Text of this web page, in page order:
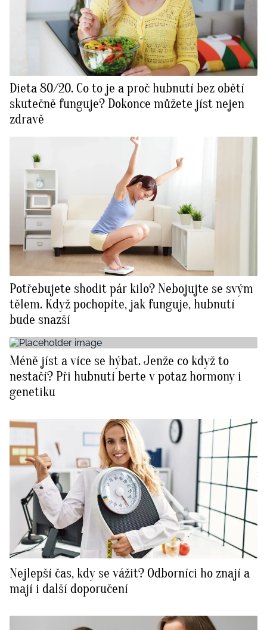
Dieta 80/20. Co to je a proč hubnutí bez obětí
skutečně funguje? Dokonce můžete jíst nejen
zdravě
Potřebujete shodit pár kilo? Nebojujte se svým
tělem. Když pochopíte, jak funguje, hubnutí
bude snazší
Méně jíst a více se hýbat. Jenže co když to
nestačí? Při hubnutí berte v potaz hormony i
genetiku
Nejlepší čas, kdy se vážit? Odborníci ho znají a
mají i další doporučení